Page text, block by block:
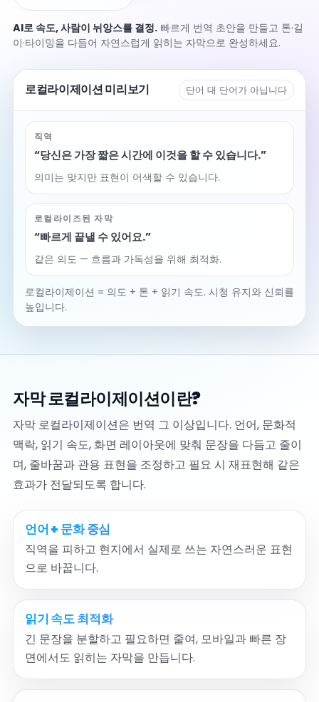
AI로 속도, 사람이 뉘앙스를 결정. 빠르게 번역 초안을 만들고 톤·길
이·타이밍을 다듬어 자연스럽게 읽히는 자막으로 완성하세요.
로컬라이제이션 미리보기 단어 대 단어가 아닙니다
직역
“당신은 가장 짧은 시간에 이것을 할 수 있습니다.”
의미는 맞지만 표현이 어색할 수 있습니다.
로컬라이즈된 자막
“빠르게 끝낼 수 있어요.”
같은 의도 — 흐름과 가독성을 위해 최적화.
로컬라이제이션 = 의도 + 톤 + 읽기 속도. 시청 유지와 신뢰를
높입니다.
자막 로컬라이제이션이란?
자막 로컬라이제이션은 번역 그 이상입니다. 언어, 문화적
맥락, 읽기 속도, 화면 레이아웃에 맞춰 문장을 다듬고 줄이
며, 줄바꿈과 관용 표현을 조정하고 필요 시 재표현해 같은
효과가 전달되도록 합니다.
언어 + 문화 중심
직역을 피하고 현지에서 실제로 쓰는 자연스러운 표현
으로 바꿉니다.
읽기 속도 최적화
긴 문장을 분할하고 필요하면 줄여, 모바일과 빠른 장
면에서도 읽히는 자막을 만듭니다.